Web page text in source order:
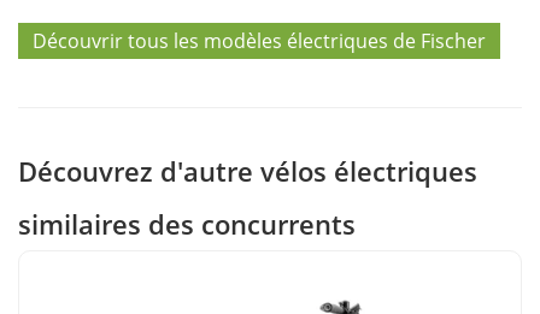
Découvrir tous les modèles électriques de Fischer
Découvrez d'autre vélos électriques
similaires des concurrents